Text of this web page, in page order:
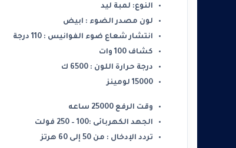
النوع: لمبة ليد
لون مصدر الضوء : ابيض
انتشار شعاع ضوء الفوانيس : 110 درجة
كشاف 100 وات
درجة حرارة اللون : 6500 ك
15000 لومينز
وقت الرفع 25000 ساعه
الجهد الكهربائى :100 – 250 فولت
تردد الإدخال : من 50 إلى 60 هرتز